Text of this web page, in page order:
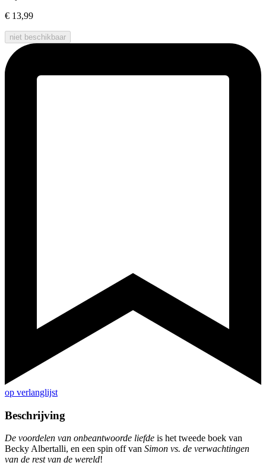
€ 13,99
niet beschikbaar
op verlanglijst
Beschrijving
De voordelen van onbeantwoorde liefde is het tweede boek van
Becky Albertalli, en een spin off van Simon vs. de verwachtingen
van de rest van de wereld!